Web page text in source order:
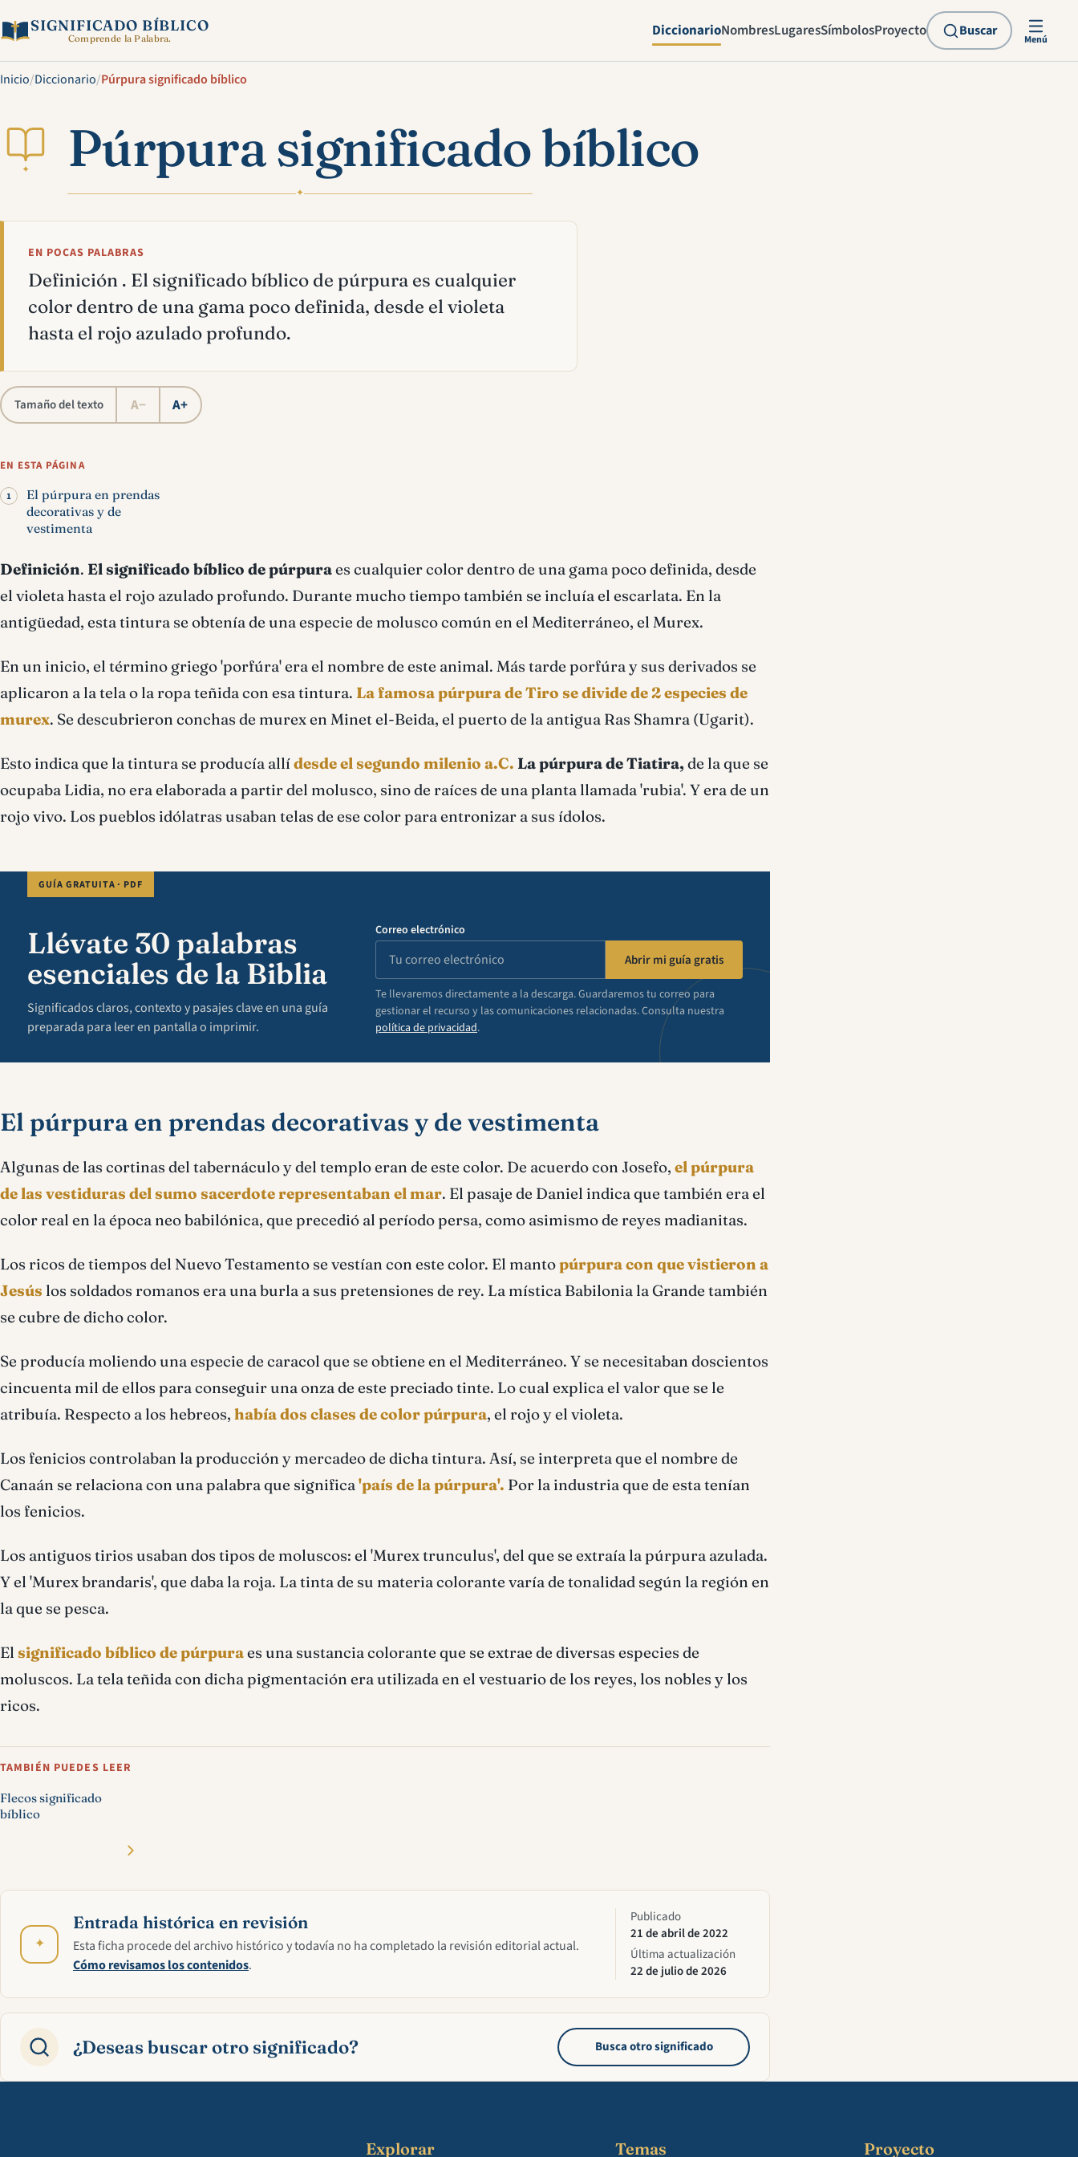
SIGNIFICADO BÍBLICO
Comprende la Palabra. DiccionarioNombresLugaresSímbolosProyecto Buscar
Menú
Inicio/Diccionario/Púrpura significado bíblico
✦ Púrpura significado bíblico
✦
EN POCAS PALABRAS
Definición . El significado bíblico de púrpura es cualquier
color dentro de una gama poco definida, desde el violeta
hasta el rojo azulado profundo.
Tamaño del texto A− A+
EN ESTA PÁGINA
El púrpura en prendas
decorativas y de
vestimenta
Definición. El significado bíblico de púrpuraes cualquier color dentro de una gama poco definida, desde
el violeta hasta el rojo azulado profundo. Durante mucho tiempo también se incluí­a el escarlata. En la
antigüedad, esta tintura se obtení­a de una especie de molusco común en el Mediterráneo, el Murex.
En un inicio, el término griego 'porfúra' era el nombre de este animal. Más tarde porfúra y sus derivados se
aplicaron a la tela o la ropa teñida con esa tintura. La famosa púrpura de Tiro se divide de 2 especies de
murex. Se descubrieron conchas de murex en Minet el-Beida, el puerto de la antigua Ras Shamra (Ugarit).
Esto indica que la tintura se producí­a allí­desde el segundo milenio a.C. La púrpura de Tiatira, de la que se
ocupaba Lidia, no era elaborada a partir del molusco, sino de raí­ces de una planta llamada 'rubia'. Y era de un
rojo vivo. Los pueblos idólatras usaban telas de ese color para entronizar a sus í­dolos.
GUÍA GRATUITA · PDF
Llévate 30 palabras
esenciales de la Biblia
Significados claros, contexto y pasajes clave en una guía
preparada para leer en pantalla o imprimir.
Correo electrónico
Abrir mi guía gratis
Te llevaremos directamente a la descarga. Guardaremos tu correo para
gestionar el recurso y las comunicaciones relacionadas. Consulta nuestra
política de privacidad.
El púrpura en prendas decorativas y de vestimenta
Algunas de las cortinas del tabernáculo y del templo eran de este color. De acuerdo con Josefo, el púrpura
de las vestiduras del sumo sacerdote representaban el mar. El pasaje de Daniel indica que también era el
color real en la época neo babilónica, que precedió al perí­odo persa, como asimismo de reyes madianitas.
Los ricos de tiempos del Nuevo Testamento se vestí­an con este color. El mantopúrpura con que vistieron a
Jesús los soldados romanos era una burla a sus pretensiones de rey. La mí­stica Babilonia la Grande también
se cubre de dicho color.
Se producí­a moliendo una especie de caracol que se obtiene en el Mediterráneo. Y se necesitaban doscientos
cincuenta mil de ellos para conseguir una onza de este preciado tinte. Lo cual explica el valor que se le
atribuí­a. Respecto a los hebreos, habí­a dos clases de color púrpura, el rojo y el violeta.
Los fenicios controlaban la producción y mercadeo de dicha tintura. Así­, se interpreta que el nombre de
Canaán se relaciona con una palabra que significa'paí­s de la púrpura'. Por la industria que de esta tení­an
los fenicios.
Los antiguos tirios usaban dos tipos de moluscos: el 'Murex trunculus', del que se extraí­a la púrpura azulada.
Y el 'Murex brandaris', que daba la roja. La tinta de su materia colorante varí­a de tonalidad según la región en
la que se pesca.
El significado bíblico de púrpuraes una sustancia colorante que se extrae de diversas especies de
moluscos. La tela teñida con dicha pigmentación era utilizada en el vestuario de los reyes, los nobles y los
ricos.
TAMBIÉN PUEDES LEER
Flecos significado
bíblico
✦
Entrada histórica en revisión
Esta ficha procede del archivo histórico y todavía no ha completado la revisión editorial actual.
Cómo revisamos los contenidos.
Publicado
21 de abril de 2022
Última actualización
22 de julio de 2026
¿Deseas buscar otro significado? Busca otro significado
Explorar Temas Proyecto